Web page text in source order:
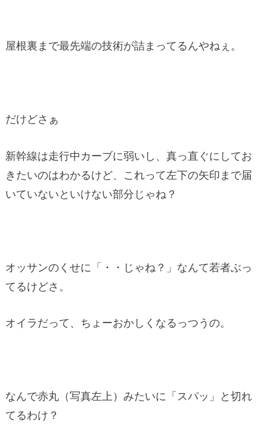
屋根裏まで最先端の技術が詰まってるんやねぇ。
だけどさぁ
新幹線は走行中カーブに弱いし、真っ直ぐにしてお
きたいのはわかるけど、これって左下の矢印まで届
いていないといけない部分じゃね？
オッサンのくせに「・・じゃね？」なんて若者ぶっ
てるけどさ。
オイラだって、ちょーおかしくなるっつうの。
なんで赤丸（写真左上）みたいに「スパッ」と切れ
てるわけ？